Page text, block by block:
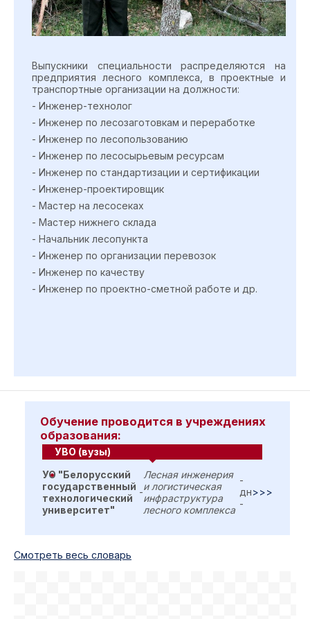
Выпускники специальности распределяются на
предприятия лесного комплекса, в проектные и
транспортные организации на должности:
- Инженер-технолог
- Инженер по лесозаготовкам и переработке
- Инженер по лесопользованию
- Инженер по лесосырьевым ресурсам
- Инженер по стандартизации и сертификации
- Инженер-проектировщик
- Мастер на лесосеках
- Мастер нижнего склада
- Начальник лесопункта
- Инженер по организации перевозок
- Инженер по качеству
- Инженер по проектно-сметной работе и др.
Обучение проводится в учреждениях
образования:
УВО (вузы)
УО "Белорусский
государственный
технологический
университет"
-
Лесная инженерия
и логистическая
инфраструктура
лесного комплекса
-
дн
-
>>>
Cмотреть весь словарь